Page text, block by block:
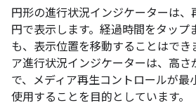
円形の進行状況インジケーターは、
円で表示します。経過時間をタップ
も、表示位置を移動することはでき
ア進行状況インジケーターは、高
で、メディア再生コントロールが最
使用することを目的としています。